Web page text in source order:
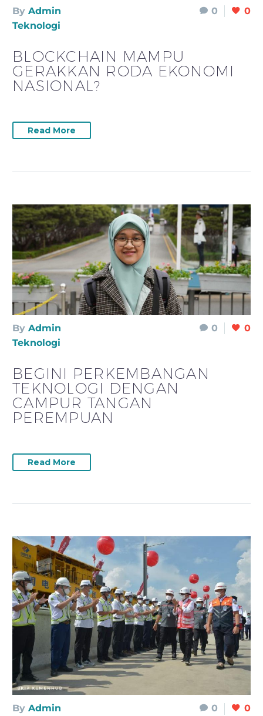
0 0
By Admin
Teknologi
BLOCKCHAIN MAMPU
GERAKKAN RODA EKONOMI
NASIONAL?
Read More
0 0
By Admin
Teknologi
BEGINI PERKEMBANGAN
TEKNOLOGI DENGAN
CAMPUR TANGAN
PEREMPUAN
Read More
0 0
By Admin